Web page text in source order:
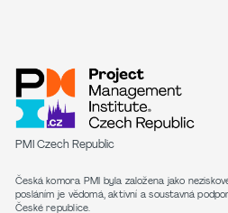
PMI Czech Republic
Česká komora PMI byla založena jako
posláním je vědomá, aktivní a soustavná
České republice.